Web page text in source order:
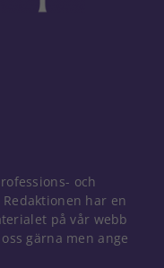
och
har en
på vår webb
gärna men ange